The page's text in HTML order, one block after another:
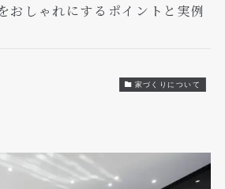
おしゃれにするポイントと実例
家づくりについて